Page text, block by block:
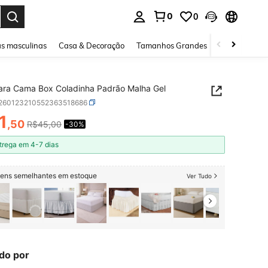
0 0
masculinas Casa & Decoração Tamanhos Grandes Joias e
Cama Box Coladinha Padrão Malha Gel
AND AVAILABILITY
,50 R$45,00 -30%
em 4-7 dias
semelhantes em estoque Ver Tudo
por